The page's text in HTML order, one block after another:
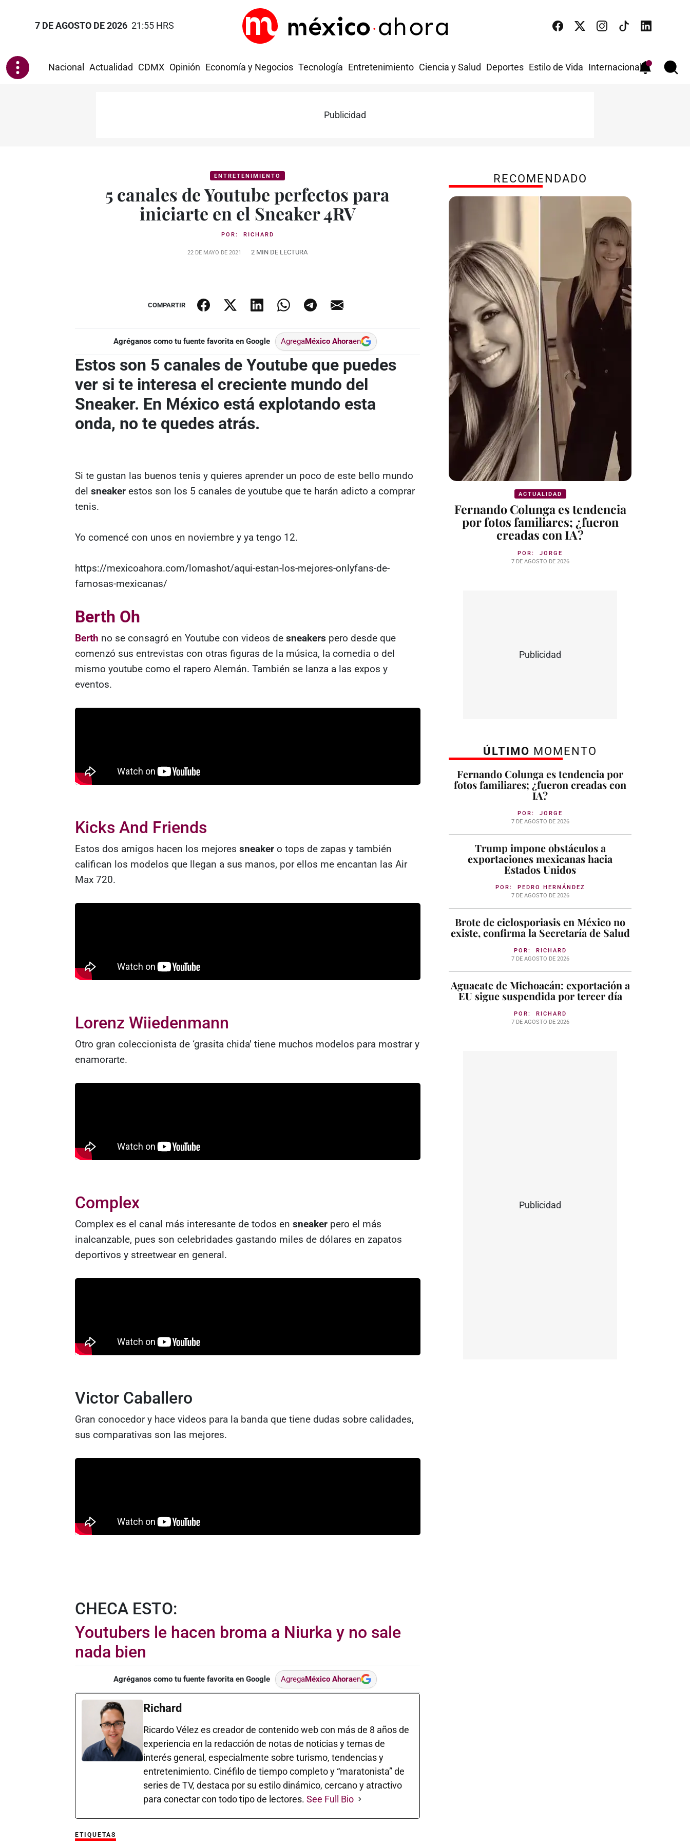
7 DE AGOSTO DE 2026 21:55 HRS
Nacional Actualidad CDMX Opinión Economía y Negocios Tecnología Entretenimiento Ciencia y Salud Deportes Estilo de Vida Internacional
Publicidad
ENTRETENIMIENTO
5 canales de Youtube perfectos para
iniciarte en el Sneaker 4RV
POR: RICHARD
22 DE MAYO DE 2021 2 MIN DE LECTURA
COMPARTIR
Agréganos como tu fuente favorita en Google AgregaMéxico Ahoraen
Estos son 5 canales de Youtube que puedes
ver si te interesa el creciente mundo del
Sneaker. En México está explotando esta
onda, no te quedes atrás.
Si te gustan las buenos tenis y quieres aprender un poco de este bello mundo
del sneakerestos son los 5 canales de youtube que te harán adicto a comprar
tenis.
Yo comencé con unos en noviembre y ya tengo 12.
https://mexicoahora.com/lomashot/aqui-estan-los-mejores-onlyfans-de-
famosas-mexicanas/
Berth Oh
Berth no se consagró en Youtube con videos de sneakers pero desde que
comenzó sus entrevistas con otras figuras de la música, la comedia o del
mismo youtube como el rapero Alemán. También se lanza a las expos y
eventos.
Kicks And Friends
Estos dos amigos hacen los mejores sneakero tops de zapas y también
califican los modelos que llegan a sus manos, por ellos me encantan las Air
Max 720.
Lorenz Wiiedenmann
Otro gran coleccionista de ‘grasita chida’ tiene muchos modelos para mostrar y
enamorarte.
Complex
Complex es el canal más interesante de todos en sneakerpero el más
inalcanzable, pues son celebridades gastando miles de dólares en zapatos
deportivos y streetwear en general.
Victor Caballero
Gran conocedor y hace videos para la banda que tiene dudas sobre calidades,
sus comparativas son las mejores.
CHECA ESTO:
Youtubers le hacen broma a Niurka y no sale
nada bien
Agréganos como tu fuente favorita en Google AgregaMéxico Ahoraen
Richard
Ricardo Vélez es creador de contenido web con más de 8 años de
experiencia en la redacción de notas de noticias y temas de
interés general, especialmente sobre turismo, tendencias y
entretenimiento. Cinéfilo de tiempo completo y “maratonista” de
series de TV, destaca por su estilo dinámico, cercano y atractivo
para conectar con todo tipo de lectores. See Full Bio
ETIQUETAS
RECOMENDADO
ACTUALIDAD
Fernando Colunga es tendencia
por fotos familiares; ¿fueron
creadas con IA?
POR: JORGE
7 DE AGOSTO DE 2026
Publicidad
ÚLTIMO MOMENTO
Fernando Colunga es tendencia por
fotos familiares; ¿fueron creadas con
IA?
POR: JORGE
7 DE AGOSTO DE 2026
Trump impone obstáculos a
exportaciones mexicanas hacia
Estados Unidos
POR: PEDRO HERNÁNDEZ
7 DE AGOSTO DE 2026
Brote de ciclosporiasis en México no
existe, confirma la Secretaría de Salud
POR: RICHARD
7 DE AGOSTO DE 2026
Aguacate de Michoacán: exportación a
EU sigue suspendida por tercer día
POR: RICHARD
7 DE AGOSTO DE 2026
Publicidad